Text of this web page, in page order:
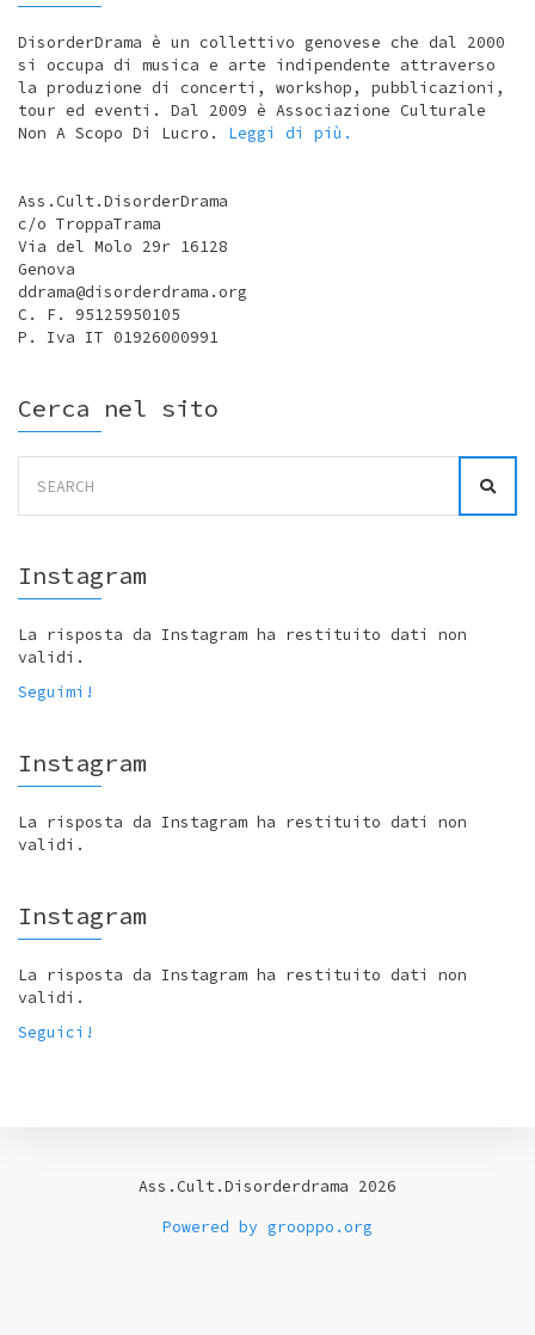
DisorderDrama è un collettivo genovese che dal 2000
si occupa di musica e arte indipendente attraverso
la produzione di concerti, workshop, pubblicazioni,
tour ed eventi. Dal 2009 è Associazione Culturale
Non A Scopo Di Lucro. Leggi di più.
Ass.Cult.DisorderDrama
c/o TroppaTrama
Via del Molo 29r 16128
Genova
ddrama@disorderdrama.org
C. F. 95125950105
P. Iva IT 01926000991
Cerca nel sito
for:
Instagram
La risposta da Instagram ha restituito dati non
validi.
Seguimi!
Instagram
La risposta da Instagram ha restituito dati non
validi.
Instagram
La risposta da Instagram ha restituito dati non
validi.
Seguici!
Ass.Cult.Disorderdrama 2026
Powered by grooppo.org